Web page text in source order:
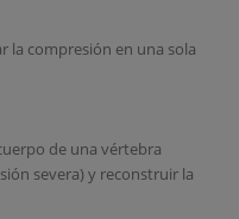
la compresión en una sola
de una vértebra
severa) y reconstruir la